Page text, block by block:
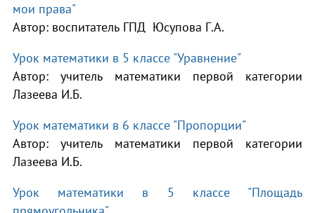
мои права"
Автор: воспитатель ГПД Юсупова Г.А.
Урок математики в 5 классе "Уравнение"
Автор: учитель математики первой категории
Лазеева И.Б.
Урок математики в 6 классе "Пропорции"
Автор: учитель математики первой категории
Лазеева И.Б.
Урок математики в 5 классе "Площадь